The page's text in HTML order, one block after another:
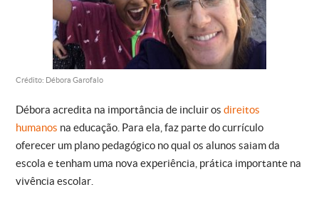
Crédito: Débora Garofalo
Débora acredita na importância de incluir os direitos
humanos na educação. Para ela, faz parte do currículo
oferecer um plano pedagógico no qual os alunos saiam da
escola e tenham uma nova experiência, prática importante na
vivência escolar.